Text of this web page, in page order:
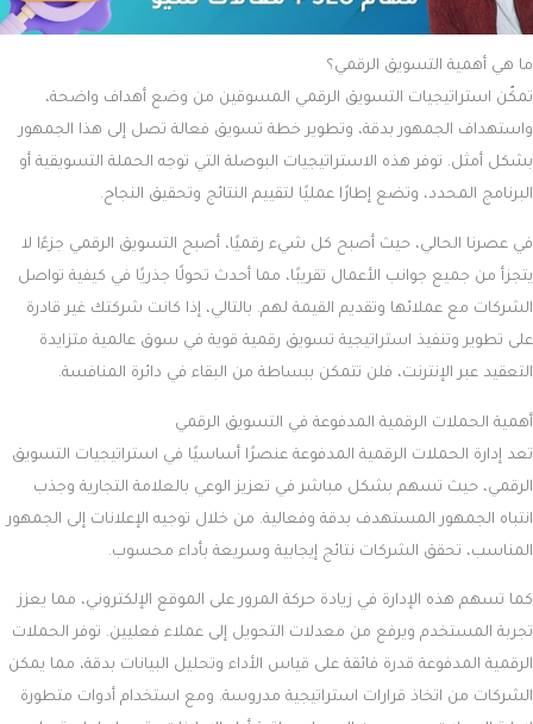
ما هي أهمية التسويق الرقمي؟
تمكّن استراتيجيات التسويق الرقمي المسوقين من وضع أهداف واضحة،
واستهداف الجمهور بدقة، وتطوير خطة تسويق فعالة تصل إلى هذا الجمهور
بشكل أمثل. توفر هذه الاستراتيجيات البوصلة التي توجه الحملة التسويقية أو
البرنامج المحدد، وتضع إطارًا عمليًا لتقييم النتائج وتحقيق النجاح.
في عصرنا الحالي، حيث أصبح كل شيء رقميًا، أصبح التسويق الرقمي جزءًا لا
يتجزأ من جميع جوانب الأعمال تقريبًا، مما أحدث تحولًا جذريًا في كيفية تواصل
الشركات مع عملائها وتقديم القيمة لهم. بالتالي، إذا كانت شركتك غير قادرة
على تطوير وتنفيذ استراتيجية تسويق رقمية قوية في سوق عالمية متزايدة
التعقيد عبر الإنترنت، فلن تتمكن ببساطة من البقاء في دائرة المنافسة.
أهمية الحملات الرقمية المدفوعة في التسويق الرقمي
تعد إدارة الحملات الرقمية المدفوعة عنصرًا أساسيًا في استراتيجيات التسويق
الرقمي، حيث تسهم بشكل مباشر في تعزيز الوعي بالعلامة التجارية وجذب
انتباه الجمهور المستهدف بدقة وفعالية. من خلال توجيه الإعلانات إلى الجمهور
المناسب، تحقق الشركات نتائج إيجابية وسريعة بأداء محسوب.
كما تسهم هذه الإدارة في زيادة حركة المرور على الموقع الإلكتروني، مما يعزز
تجربة المستخدم ويرفع من معدلات التحويل إلى عملاء فعليين. توفر الحملات
الرقمية المدفوعة قدرة فائقة على قياس الأداء وتحليل البيانات بدقة، مما يمكن
الشركات من اتخاذ قرارات استراتيجية مدروسة. ومع استخدام أدوات متطورة